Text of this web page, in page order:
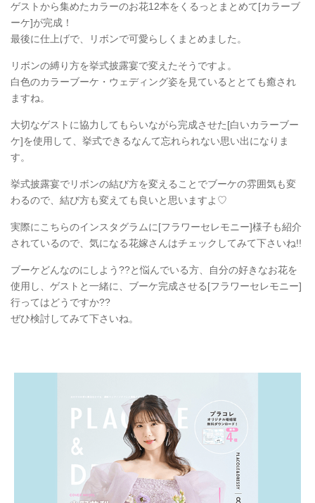
ゲストから集めたカラーのお花12本をくるっとまとめて[カラーブ
ーケ]が完成！
最後に仕上げで、リボンで可愛らしくまとめました。
リボンの縛り方を挙式披露宴で変えたそうですよ。
白色のカラーブーケ・ウェディング姿を見ているととても癒され
ますね。
大切なゲストに協力してもらいながら完成させた[白いカラーブー
ケ]を使用して、挙式できるなんて忘れられない思い出になりま
す。
挙式披露宴でリボンの結び方を変えることでブーケの雰囲気も変
わるので、結び方も変えても良いと思いますよ♡
実際にこちらのインスタグラムに[フラワーセレモニー]様子も紹介
されているので、気になる花嫁さんはチェックしてみて下さいね!!
ブーケどんなのにしよう??と悩んでいる方、自分の好きなお花を
使用し、ゲストと一緒に、ブーケ完成させる[フラワーセレモニー]
行ってはどうですか??
ぜひ検討してみて下さいね。